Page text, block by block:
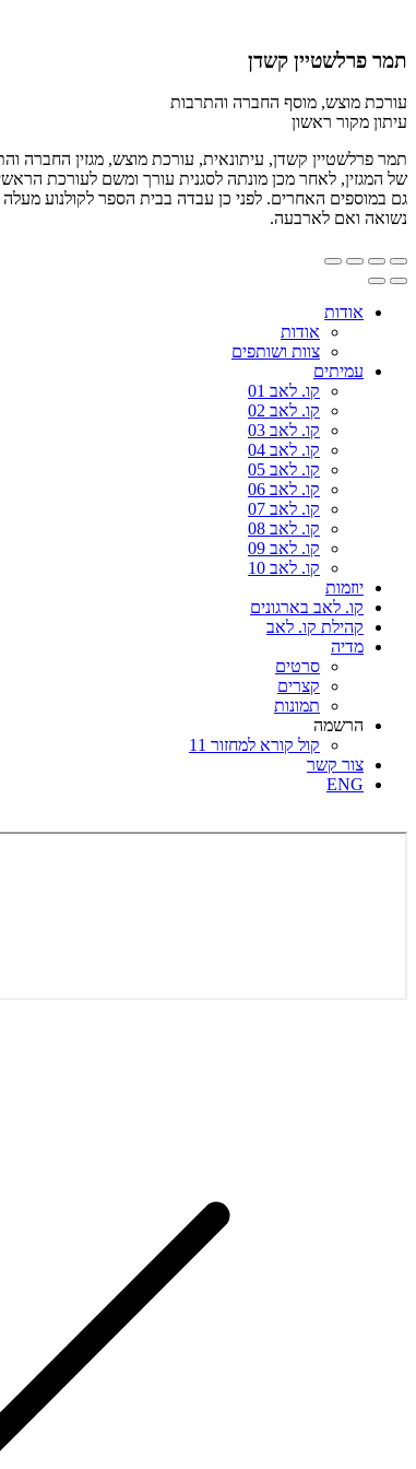
תמר פרלשטיין קשדן
עורכת מוצש, מוסף החברה והתרבות
עיתון מקור ראשון
תמר פרלשטיין קשדן, עיתונאית, עורכת מוצש, מגזין החברה
של המגזין, לאחר מכן מונתה לסגנית עורך ומשם לעורכת
גם במוספים האחרים. לפני כן עבדה בבית הספר לקולנוע מעלה
נשואה ואם לארבעה.
אודות
אודות
צוות ושותפים
עמיתים
קו. לאב 01
קו. לאב 02
קו. לאב 03
קו. לאב 04
קו. לאב 05
קו. לאב 06
קו. לאב 07
קו. לאב 08
קו. לאב 09
קו. לאב 10
יוזמות
קו. לאב בארגונים
קהילת קו. לאב
מדיה
סרטים
קצרים
תמונות
הרשמה
קול קורא למחזור 11
צור קשר
ENG